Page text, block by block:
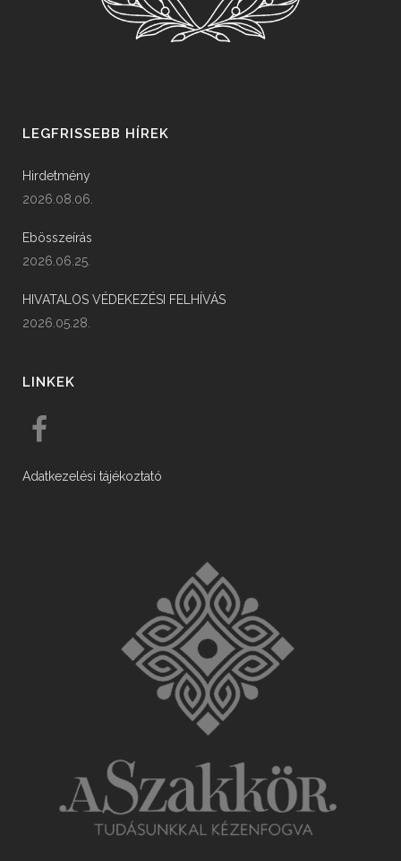
LEGFRISSEBB HÍREK
Hirdetmény
2026.08.06.
Ebösszeírás
2026.06.25.
HIVATALOS VÉDEKEZÉSI FELHÍVÁS
2026.05.28.
LINKEK
Adatkezelési tájékoztató